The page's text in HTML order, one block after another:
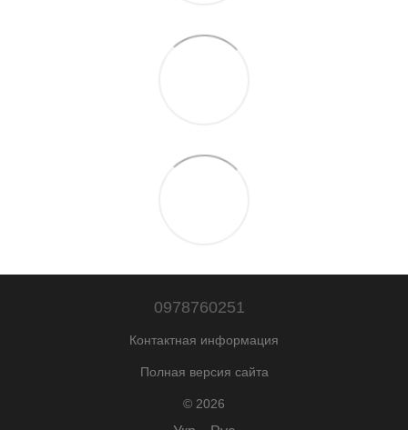
0978760251
Контактная информация
Полная версия сайта
© 2026